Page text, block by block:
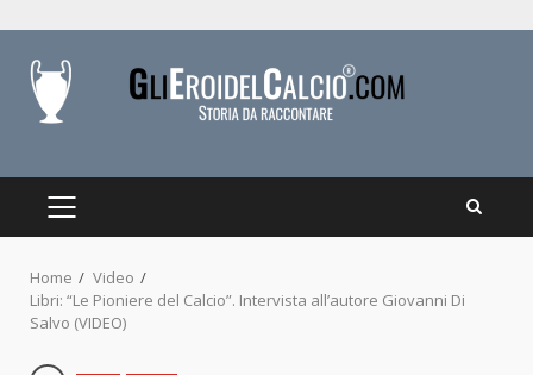
content
PRIMARY
Home
Video
Libri: “Le Pioniere del Calcio”. Intervista all’autore Giovanni Di
Salvo (VIDEO)